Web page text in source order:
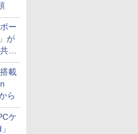
ー
が
同
載
ら
ケ